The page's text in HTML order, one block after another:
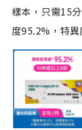
樣本，只需15
度95.2%，特異